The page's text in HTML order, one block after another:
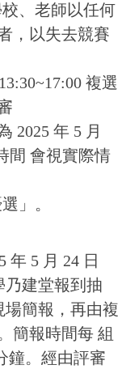
、老師以任何
，以失去競賽
複選
2025 年 5 月
間 會視實際情
」。
年 5 月 24 日
乃建堂報到抽
場簡報，再由複
簡報時間每 組
鐘。經由評審